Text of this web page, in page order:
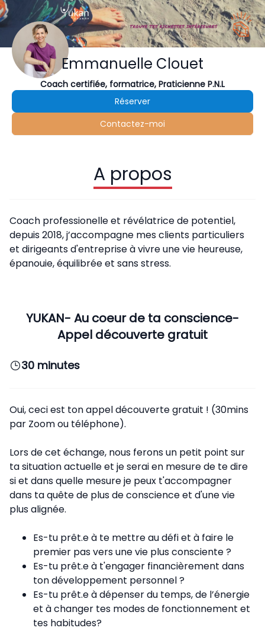
Emmanuelle Clouet
Coach certifiée, formatrice, Praticienne P.N.L
Réserver
Contactez-moi
A propos
Coach professionelle et révélatrice de potentiel,
depuis 2018, j’accompagne mes clients particuliers
et dirigeants d'entreprise à vivre une vie heureuse,
épanouie, équilibrée et sans stress.
YUKAN- Au coeur de ta conscience-
Appel découverte gratuit
30 minutes
Oui, ceci est ton appel découverte gratuit ! (30mins
par Zoom ou téléphone).
Lors de cet échange, nous ferons un petit point sur
ta situation actuelle et je serai en mesure de te dire
si et dans quelle mesure je peux t'accompagner
dans ta quête de plus de conscience et d'une vie
plus alignée.
Es-tu prêt.e à te mettre au défi et à faire le
premier pas vers une vie plus consciente ?
Es-tu prêt.e à t'engager financièrement dans
ton développement personnel ?
Es-tu prêt.e à dépenser du temps, de l’énergie
et à changer tes modes de fonctionnement et
tes habitudes?